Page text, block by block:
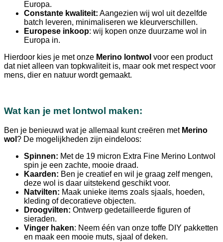
Europa.
Constante kwaliteit: Aangezien wij wol uit dezelfde
batch leveren, minimaliseren we kleurverschillen.
Europese inkoop: wij kopen onze duurzame wol in
Europa in.
Hierdoor kies je met onze Merino lontwol voor een product
dat niet alleen van topkwaliteit is, maar ook met respect voor
mens, dier en natuur wordt gemaakt.
Wat kan je met lontwol maken:
Ben je benieuwd wat je allemaal kunt creëren met Merino
wol ? De mogelijkheden zijn eindeloos:
Spinnen: Met de 19 micron Extra Fine Merino Lontwol
spin je een zachte, mooie draad.
Kaarden: Ben je creatief en wil je graag zelf mengen,
deze wol is daar uitstekend geschikt voor.
Natvilten: Maak unieke items zoals sjaals, hoeden,
kleding of decoratieve objecten.
Droogvilten: Ontwerp gedetailleerde figuren of
sieraden.
Vinger haken: Neem één van onze toffe DIY pakketten
en maak een mooie muts, sjaal of deken.